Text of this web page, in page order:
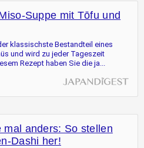
Suppe mit Tōfu und
klassischste Bestandteil eines
und wird zu jeder Tageszeit
Rezept haben Sie die ja...
mal anders: So stellen
Dashi her!